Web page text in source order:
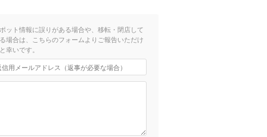
ット情報に誤りがある場合や、移転・閉店して
場合は、こちらのフォームよりご報告いただけ
幸いです。